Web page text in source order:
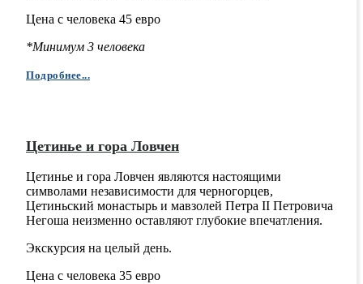
Цена с человека 45 евро
*Минимум 3 человека
Подробнее...
Цетинье и гора Ловчен
Цетинье и гора Ловчен являются настоящими
символами независимости для черногорцев,
Цетиньский монастырь и мавзолей Петра II Петровича
Негоша неизменно оставляют глубокие впечатления.
Экскурсия на целый день.
Цена с человека 35 евро